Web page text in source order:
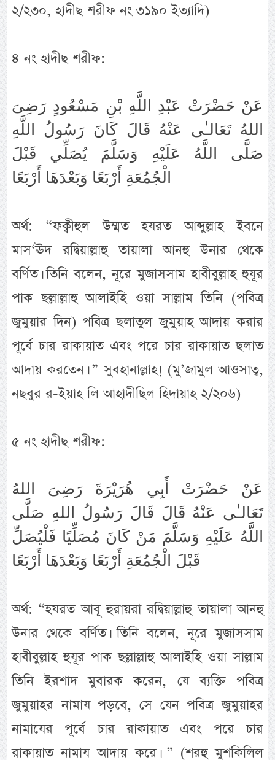
২/২৩০, হাদীছ শরীফ নং ৩১৯০ ইত্যাদি)
৪ নং হাদীছ শরীফ:
عَنْ حَضْرَتْ عَبْدِ اللَّهِ بْنِ مَسْعُودٍ رَضِىَ
اللهُ تَعَالـٰى عَنْهُ قَالَ كَانَ رَسُولُ اللَّهِ
صَلَّى اللَّهُ عَلَيْهِ وَسَلَّمَ يُصَلِّي قَبْلَ
الْجُمُعَةِ أَرْبَعًا وَبَعْدَهَا أَرْبَعًا
অর্থ: “ফক্বীহুল উম্মত হযরত আব্দুল্লাহ ইবনে
মাস‘ঊদ রদ্বিয়াল্লাহু তায়ালা আনহু উনার থেকে
বর্ণিত। তিনি বলেন, নূরে মুজাসসাম হাবীবুল্লাহ হুযূর
পাক ছল্লাল্লাহু আলাইহি ওয়া সাল্লাম তিনি (পবিত্র
জুমুয়ার দিন) পবিত্র ছলাতুল জুমুয়াহ আদায় করার
পূর্বে চার রাকায়াত এবং পরে চার রাকায়াত ছলাত
আদায় করতেন। ” সুবহানাল্লাহ! (মু’জামুল আওসাত্ব,
নছবুর র-ইয়াহ লি আহাদীছিল হিদায়াহ ২/২০৬)
৫ নং হাদীছ শরীফ:
عَنْ حَضْرَتْ أَبِي هُرَيْرَةَ رَضِىَ اللهُ
تَعَالـٰى عَنْهُ قَالَ قَالَ رَسُولُ اللهِ صَلَّى
اللَّهُ عَلَيْهِ وَسَلَّمَ مَنْ كَانَ مُصَلِّيًا فَلْيُصَلِّ
قَبْلَ الْجُمُعَةِ أَرْبَعًا وَبَعْدَهَا أَرْبَعًا
অর্থ: “হযরত আবূ হুরায়রা রদ্বিয়াল্লাহু তায়ালা আনহু
উনার থেকে বর্ণিত। তিনি বলেন, নূরে মুজাসসাম
হাবীবুল্লাহ হুযূর পাক ছল্লাল্লাহু আলাইহি ওয়া সাল্লাম
তিনি ইরশাদ মুবারক করেন, যে ব্যক্তি পবিত্র
জুমুয়াহর নামায পড়বে, সে যেন পবিত্র জুমুয়াহর
নামাযের পূর্বে চার রাকায়াত এবং পরে চার
রাকায়াত নামায আদায় করে। ” (শরহু মুশকিলিল